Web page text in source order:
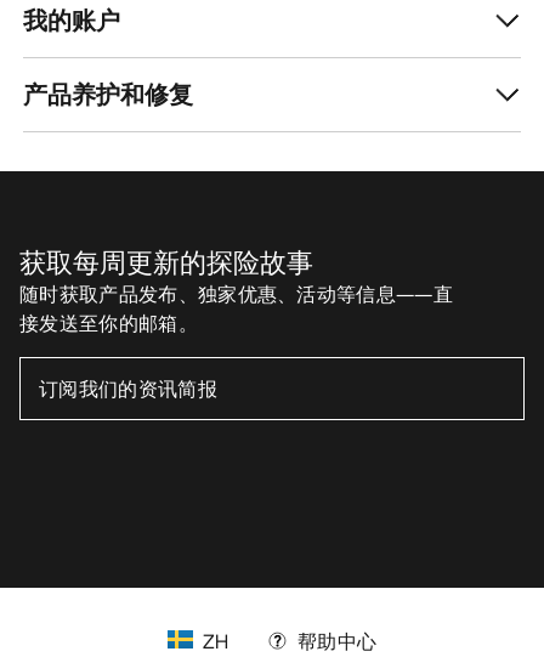
我的账户
产品养护和修复
获取每周更新的探险故事
随时获取产品发布、独家优惠、活动等信息——直
接发送至你的邮箱。
ZH 帮助中心